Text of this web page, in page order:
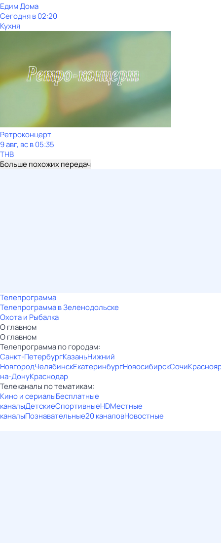
Едим Дома
Сегодня в 02:20
Кухня
Ретроконцерт
9 авг, вс в 05:35
ТНВ
Больше похожих передач
Телепрограмма
Телепрограмма в Зеленодольске
Охота и Рыбалка
О главном
О главном
Телепрограмма по городам:
Санкт-ПетербургКазаньНижний
НовгородЧелябинскЕкатеринбургНовосибирскСочи
на-ДонуКраснодар
Телеканалы по тематикам:
Кино и сериалыБесплатные
каналыДетскиеСпортивныеHDМестные
каналыПознавательные20 каналовНовостные